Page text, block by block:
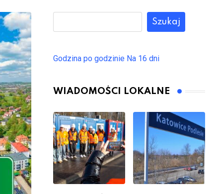
Szukaj
Godzina po godzinie Na 16 dni
WIADOMOŚCI LOKALNE